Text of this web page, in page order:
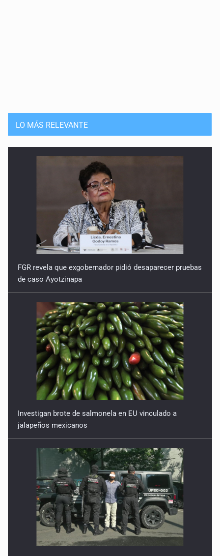
LO MÁS RELEVANTE
FGR revela que exgobernador pidió desaparecer pruebas
de caso Ayotzinapa
Investigan brote de salmonela en EU vinculado a
jalapeños mexicanos